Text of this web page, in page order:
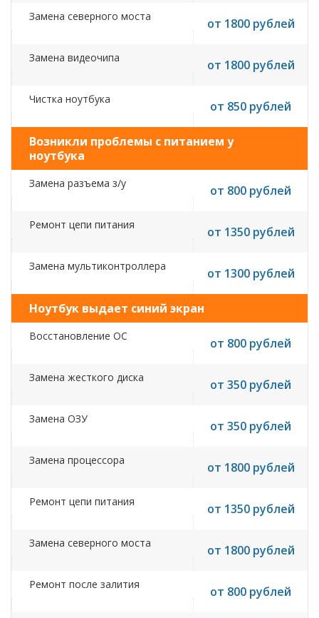
Замена северного моста от 1800 рублей
Замена видеочипа от 1800 рублей
Чистка ноутбука от 850 рублей
Возникли проблемы с питанием у
ноутбука
Замена разъема з/у от 800 рублей
Ремонт цепи питания от 1350 рублей
Замена мультиконтроллера от 1300 рублей
Ноутбук выдает синий экран
Восстановление ОС от 800 рублей
Замена жесткого диска от 350 рублей
Замена ОЗУ от 350 рублей
Замена процессора от 1800 рублей
Ремонт цепи питания от 1350 рублей
Замена северного моста от 1800 рублей
Ремонт после залития от 800 рублей